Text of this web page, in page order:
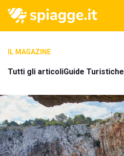
IL MAGAZINE
Tutti gli articoliGuide Turistiche